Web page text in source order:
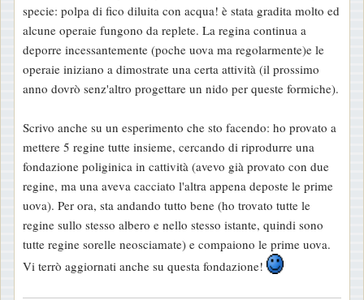
specie: polpa di fico diluita con acqua! è stata gradita molto ed
alcune operaie fungono da replete. La regina continua a
deporre incessantemente (poche uova ma regolarmente)e le
operaie iniziano a dimostrate una certa attività (il prossimo
anno dovrò senz'altro progettare un nido per queste formiche).
Scrivo anche su un esperimento che sto facendo: ho provato a
mettere 5 regine tutte insieme, cercando di riprodurre una
fondazione poliginica in cattività (avevo già provato con due
regine, ma una aveva cacciato l'altra appena deposte le prime
uova). Per ora, sta andando tutto bene (ho trovato tutte le
regine sullo stesso albero e nello stesso istante, quindi sono
tutte regine sorelle neosciamate) e compaiono le prime uova.
Vi terrò aggiornati anche su questa fondazione!